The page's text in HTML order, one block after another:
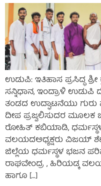
ಉಡುಪಿ: ಇತಿಹಾಸ ಪ್ರಸಿದ್ಧ ಶ್ರೀ
ಸನ್ನಿಧಾನ‌, ಇಂದ್ರಾಳಿ ಉಡುಪಿ
ತಂಡದ ಉದ್ಘಾಟನೆಯು
ದೀಪ ಪ್ರಜ್ವಲಿಸುದರ ಮೂಲಕ
ರೋಹಿತ್ ಕಬಿಯಾಡಿ,
ವಲಯದಅಧ್ಯಕ್ಷರು ವಿಜಯ್
ಜಿಲ್ಲೆಯ ಧರ್ಮಸ್ಥಳ ಭಜನ
ರಾಘವೇಂದ್ರ , ಹಿರಿಯಡ್ಕ
ಹಾಗೂ […]